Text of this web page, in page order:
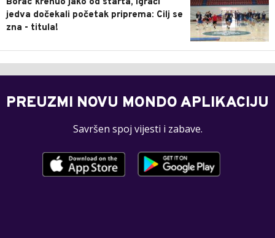
jedva dočekali početak priprema: Cilj se
zna - titula!
PREUZMI NOVU MONDO APLIKACIJU
Savršen spoj vijesti i zabave.